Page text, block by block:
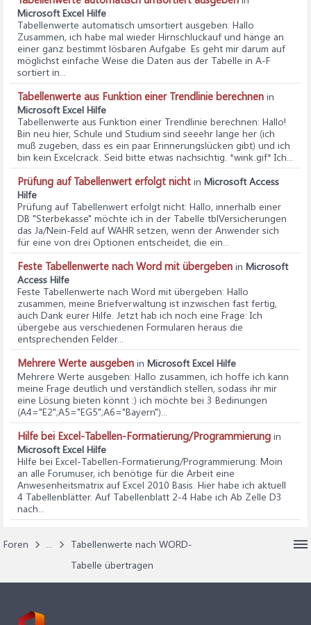
Microsoft Excel Hilfe
Tabellenwerte automatisch umsortiert ausgeben: Hallo
Zusammen, ich habe mal wieder Hirnschluckauf und hänge an
einer ganz bestimmt lösbaren Aufgabe. Es geht mir darum auf
möglichst einfache Weise die Daten aus der Tabelle in A-F
sortiert in...
Tabellenwerte aus Funktion einer Trendlinie berechnen in
Microsoft Excel Hilfe
Tabellenwerte aus Funktion einer Trendlinie berechnen: Hallo!
Bin neu hier, Schule und Studium sind seeehr lange her (ich
muß zugeben, dass es ein paar Erinnerungslücken gibt) und ich
bin kein Excelcrack. Seid bitte etwas nachsichtig. *wink.gif* Ich...
Prüfung auf Tabellenwert erfolgt nicht in Microsoft Access
Hilfe
Prüfung auf Tabellenwert erfolgt nicht: Hallo, innerhalb einer
DB "Sterbekasse" möchte ich in der Tabelle tblVersicherungen
das Ja/Nein-Feld auf WAHR setzen, wenn der Anwender sich
für eine von drei Optionen entscheidet, die ein...
Feste Tabellenwerte nach Word mit übergeben in Microsoft
Access Hilfe
Feste Tabellenwerte nach Word mit übergeben: Hallo
zusammen, meine Briefverwaltung ist inzwischen fast fertig,
auch Dank eurer Hilfe. Jetzt hab ich noch eine Frage: Ich
übergebe aus verschiedenen Formularen heraus die
entsprechenden Felder...
Mehrere Werte ausgeben in Microsoft Excel Hilfe
Mehrere Werte ausgeben: Hallo zusammen, ich hoffe ich kann
meine Frage deutlich und verständlich stellen, sodass ihr mir
eine Lösung bieten könnt :) ich möchte bei 3 Bedinungen
(A4="E2";A5="EG5";A6="Bayern")...
Hilfe bei Excel-Tabellen-Formatierung/Programmierung in
Microsoft Excel Hilfe
Hilfe bei Excel-Tabellen-Formatierung/Programmierung: Moin
an alle Forumuser, ich benötige für die Arbeit eine
Anwesenheitsmatrix auf Excel 2010 Basis. Hier habe ich aktuell
4 Tabellenblätter. Auf Tabellenblatt 2-4 Habe ich Ab Zelle D3
nach...
Foren ...
Tabellenwerte nach WORD-
Tabelle übertragen